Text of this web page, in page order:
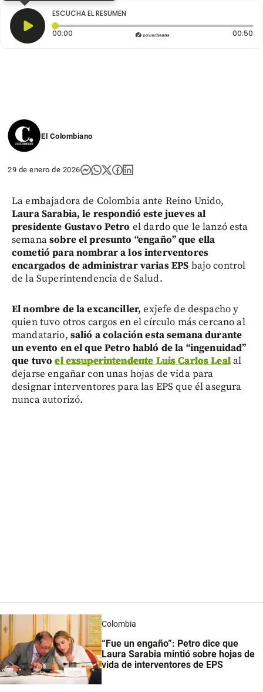
ESCUCHA EL RESUMEN
00:00 Tiempo transcurrido: 0 segundos 00:50
El Colombiano
29 de enero de 2026
La embajadora de Colombia ante Reino Unido,
Laura Sarabia, le respondió este jueves al
presidente Gustavo Petro el dardo que le lanzó esta
semanasobre el presunto “engaño” que ella
cometió para nombrar a los interventores
encargados de administrar varias EPS bajo control
de la Superintendencia de Salud.
El nombre de la excanciller, exjefe de despacho y
quien tuvo otros cargos en el círculo más cercano al
mandatario, salió a colación esta semana durante
un evento en el que Petro habló de la “ingenuidad”
que tuvoel exsuperintendente Luis Carlos Lealal
dejarse engañar con unas hojas de vida para
designar interventores para las EPS que él asegura
nunca autorizó.
Colombia
“Fue un engaño”: Petro dice que
Laura Sarabia mintió sobre hojas de
vida de interventores de EPS